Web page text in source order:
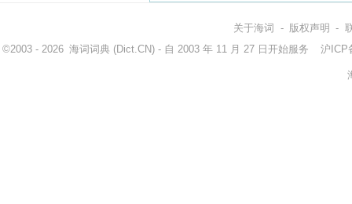
关于海词 - 版权声明 -
©2003 - 2026 海词词典 (Dict.CN) - 自 2003 年 11 月 27 日开始服务 沪ICP